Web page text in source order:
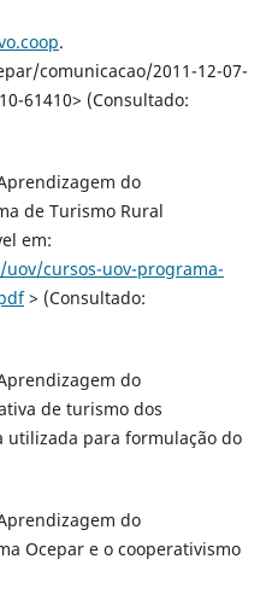
.
comunicacao/2011-12-07-
61410> (Consultado:
do
de Turismo Rural
em:
cursos-uov-programa-
> (Consultado:
do
de turismo dos
utilizada para formulação do
do
Ocepar e o cooperativismo